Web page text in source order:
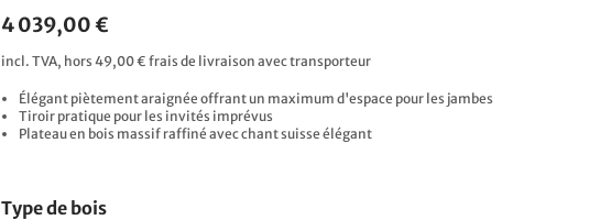
4 039,00 €
incl. TVA, hors 49,00 € frais de livraison avec transporteur
Élégant piètement araignée offrant un maximum d'espace pour les jambes
Tiroir pratique pour les invités imprévus
Plateau en bois massif raffiné avec chant suisse élégant
Type de bois